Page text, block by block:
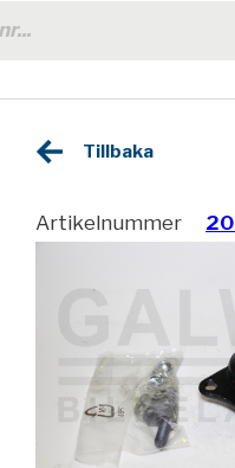
Tillbaka
Artikelnummer